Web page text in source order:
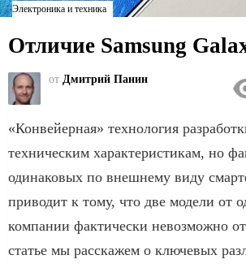
Электроника и техника
Отличие Samsung
от Дмитрий Панин
«Конвейерная» технология
техническим характеристикам, но
одинаковых по внешнему виду
приводит к тому, что две модели от
компании фактически невозможно
статье мы расскажем о ключевых